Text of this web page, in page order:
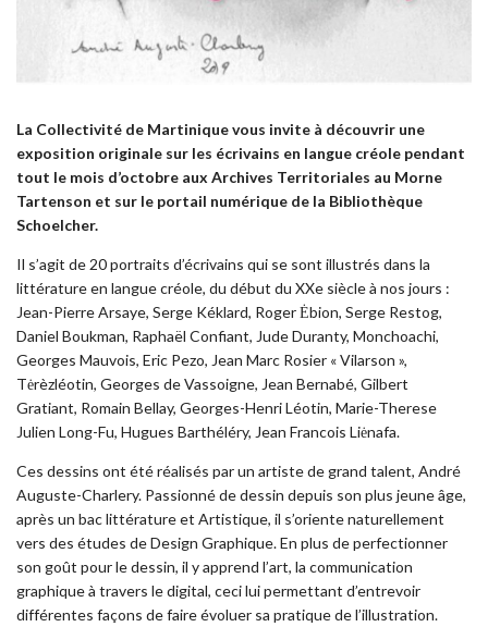
La Collectivité de Martinique vous invite à découvrir une
exposition originale sur les écrivains en langue créole pendant
tout le mois d’octobre aux Archives Territoriales au Morne
Tartenson et sur le portail numérique de la Bibliothèque
Schoelcher.
Il s’agit de 20 portraits d’écrivains qui se sont illustrés dans la
littérature en langue créole, du début du XXe siècle à nos jours :
Jean-Pierre Arsaye, Serge Kéklard, Roger Ėbion, Serge Restog,
Daniel Boukman, Raphaël Confiant, Jude Duranty, Monchoachi,
Georges Mauvois, Eric Pezo, Jean Marc Rosier « Vilarson »,
Tėrèzléotin, Georges de Vassoigne, Jean Bernabé, Gilbert
Gratiant, Romain Bellay, Georges-Henri Léotin, Marie-Therese
Julien Long-Fu, Hugues Barthéléry, Jean Francois Liėnafa.
Ces dessins ont été réalisés par un artiste de grand talent, André
Auguste-Charlery. Passionné de dessin depuis son plus jeune âge,
après un bac littérature et Artistique, il s’oriente naturellement
vers des études de Design Graphique. En plus de perfectionner
son goût pour le dessin, il y apprend l’art, la communication
graphique à travers le digital, ceci lui permettant d’entrevoir
différentes façons de faire évoluer sa pratique de l’illustration.